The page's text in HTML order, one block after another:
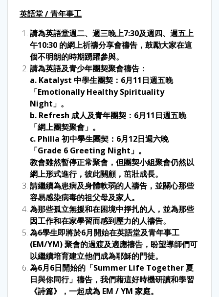
英語堂/青年事工
請為英語堂週二、週三晚上7:30及週四、週五上
午10:30 的網上祈禱分享會禱告，鼓勵大家在這
個不明朗的時期踴躍參與。
請為英語及青少年團契聚會禱告：
a. Katalyst 中學生團契：6月11日週五晚
「Emotionally Healthy Spirituality
Night」。
b. Refresh 成人及青年團契：6月11日週五晚
「網上團契聚會」。
c. Philia 初中學生團契：6月12日週六晚
「Grade 6 Greeting Night」。
教會雖然暫停正常聚會，但團契小組聚會仍然以
網上形式進行，彼此關顧，茁壯成長。
請繼續為患病及身體軟弱的人禱告，並關心那些
容易感染病毒的祖父母及家人。
為那些孤立無援和在困境中掙扎的人，並為那些
因工作和在家學習而感到壓力的人禱告。
為6學生即將於6月開始在英語堂及青年事工
(EM/YM) 聚會的過渡及適應禱告，盼望導師們可
以繼續培育建立他們成為耶穌的門徒。
為6月6日開始的「Summer Life Together 夏
日與你同行」禱告，我們藉這好時機研讀和學習
《詩篇》，一起成為 EM / YM 家庭。